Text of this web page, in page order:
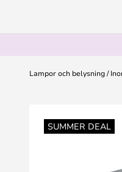
Lampor och belysning
SUMMER DEAL